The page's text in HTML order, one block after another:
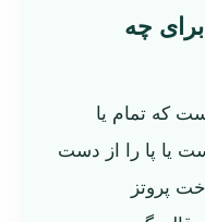
چه
که تمام یا
یا پا را از دست
پروتز